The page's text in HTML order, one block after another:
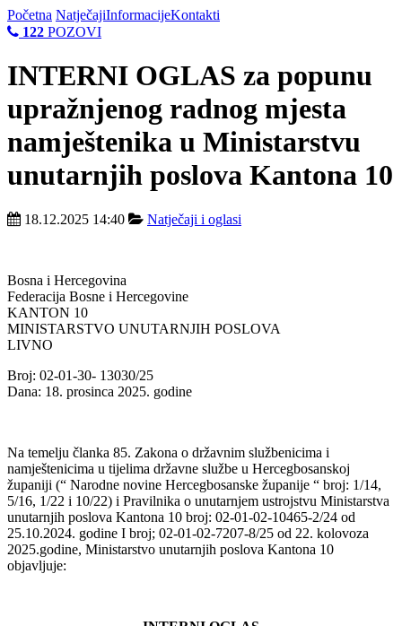
Početna NatječajiInformacijeKontakti
122 POZOVI
INTERNI OGLAS za popunu
upražnjenog radnog mjesta
namještenika u Ministarstvu
unutarnjih poslova Kantona 10
18.12.2025 14:40 Natječaji i oglasi
Bosna i Hercegovina
Federacija Bosne i Hercegovine
KANTON 10
MINISTARSTVO UNUTARNJIH POSLOVA
LIVNO
Broj: 02-01-30- 13030/25
Dana: 18. prosinca 2025. godine
Na temelju članka 85. Zakona o državnim službenicima i
namještenicima u tijelima državne službe u Hercegbosanskoj
županiji (“ Narodne novine Hercegbosanske županije “ broj: 1/14,
5/16, 1/22 i 10/22) i Pravilnika o unutarnjem ustrojstvu Ministarstva
unutarnjih poslova Kantona 10 broj: 02-01-02-10465-2/24 od
25.10.2024. godine I broj; 02-01-02-7207-8/25 od 22. kolovoza
2025.godine, Ministarstvo unutarnjih poslova Kantona 10
objavljuje: